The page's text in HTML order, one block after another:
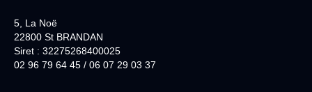
5, La Noë
22800 St BRANDAN
Siret : 32275268400025
02 96 79 64 45 / 06 07 29 03 37